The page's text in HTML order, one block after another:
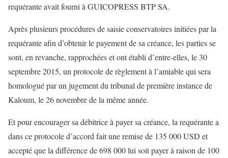
requérante avait fourni à GUICOPRESS BTP SA.
Après plusieurs procédures de saisie conservatoires initiées par la
requérante afin d’obtenir le payement de sa créance, les parties se
sont, en revanche, rapprochées et ont établi d’entre-elles, le 30
septembre 2015, un protocole de règlement à l’amiable qui sera
homologué par un jugement du tribunal de première instance de
Kaloum, le 26 novembre de la même année.
Et pour encourager sa débitrice à payer sa créance, la requérante a
dans ce protocole d’accord fait une remise de 135 000 USD et
accepté que la différence de 698 000 lui soit payer à raison de 100